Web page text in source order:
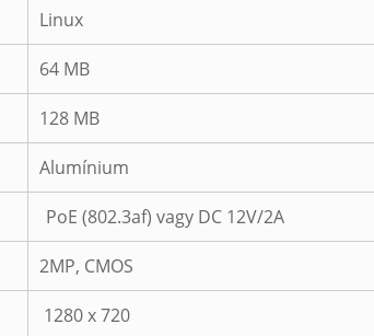
Linux
64 MB
128 MB
Alumínium
PoE (802.3af) vagy DC 12V/2A
2MP, CMOS
1280 x 720